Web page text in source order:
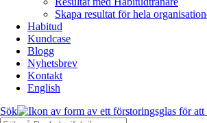
Skapa resultat för hela
Habitud
Kundcase
Blogg
Nyhetsbrev
Kontakt
English
Sök